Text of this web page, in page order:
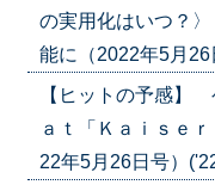
の実用化はいつ？
能に（2022年5月
【ヒットの予感】
ａｔ「Ｋａｉｓｅ
22年5月26日号）